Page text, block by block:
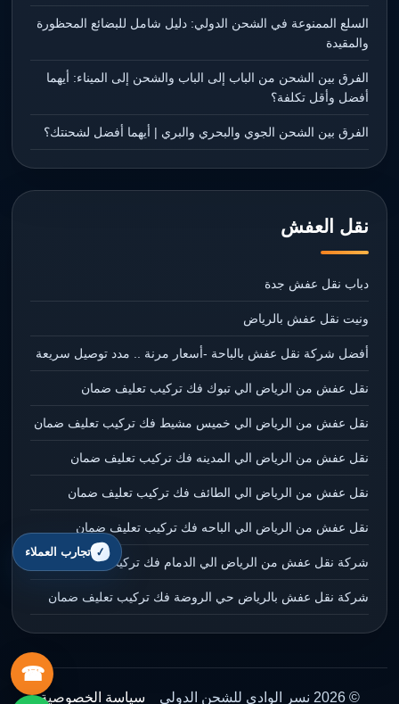
السلع الممنوعة في الشحن الدولي: دليل شامل للبضائع المحظورة
والمقيدة
الفرق بين الشحن من الباب إلى الباب والشحن إلى الميناء: أيهما
أفضل وأقل تكلفة؟
الفرق بين الشحن الجوي والبحري والبري | أيهما أفضل لشحنتك؟
نقل العفش
دباب نقل عفش جدة
ونيت نقل عفش بالرياض
أفضل شركة نقل عفش بالباحة -أسعار مرنة .. مدد توصيل سريعة
نقل عفش من الرياض الي تبوك فك تركيب تعليف ضمان
نقل عفش من الرياض الي خميس مشيط فك تركيب تعليف ضمان
نقل عفش من الرياض الي المدينه فك تركيب تعليف ضمان
نقل عفش من الرياض الي الطائف فك تركيب تعليف ضمان
نقل عفش من الرياض الي الباحه فك تركيب تعليف ضمان
شركة نقل عفش من الرياض الي الدمام فك تركيب تعليف ضمان
شركة نقل عفش بالرياض حي الروضة فك تركيب تعليف ضمان
© 2026 نسر الوادي للشحن الدولي سياسة الخصوصية
☎
تجارب العملاء